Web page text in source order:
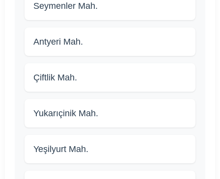
Seymenler Mah.
Antyeri Mah.
Çiftlik Mah.
Yukarıçinik Mah.
Yeşilyurt Mah.